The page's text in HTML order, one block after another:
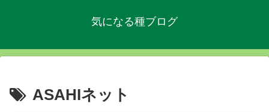
気になる種ブログ
ASAHIネット